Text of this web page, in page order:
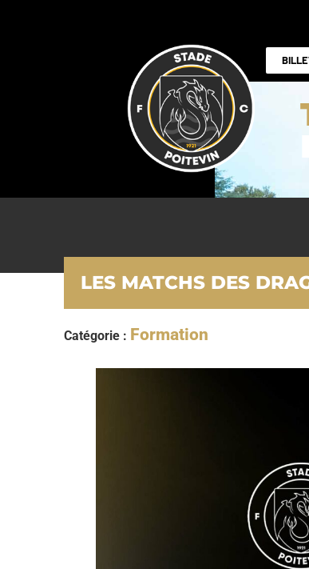
LES MATCHS DES
Catégorie : Formation